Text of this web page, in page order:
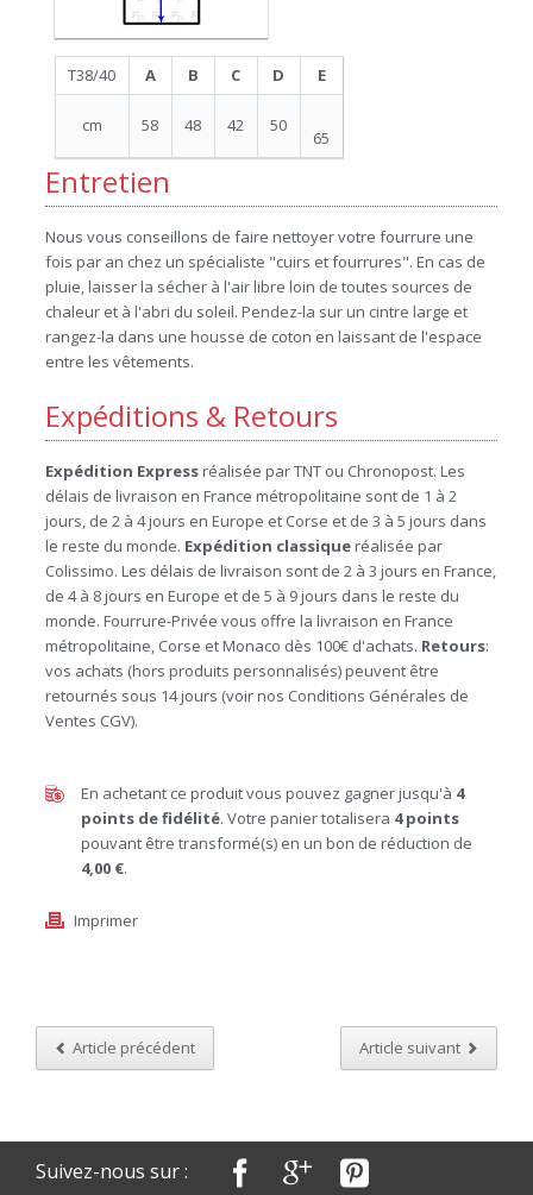
T38/40 A B C D E
cm 58 48 42 50
65
Entretien
Nous vous conseillons de faire nettoyer votre fourrure une
fois par an chez un spécialiste "cuirs et fourrures". En cas de
pluie, laisser la sécher à l'air libre loin de toutes sources de
chaleur et à l'abri du soleil. Pendez-la sur un cintre large et
rangez-la dans une housse de coton en laissant de l'espace
entre les vêtements.
Expéditions & Retours
Expédition Expressréalisée par TNT ou Chronopost. Les
délais de livraison en France métropolitaine sont de 1 à 2
jours, de 2 à 4 jours en Europe et Corse et de 3 à 5 jours dans
le reste du monde. Expédition classiqueréalisée par
Colissimo. Les délais de livraison sont de 2 à 3 jours en France,
de 4 à 8 jours en Europe et de 5 à 9 jours dans le reste du
monde. Fourrure-Privée vous offre la livraison en France
métropolitaine, Corse et Monaco dès 100€ d'achats. Retours:
vos achats (hors produits personnalisés) peuvent être
retournés sous 14 jours (voir nos Conditions Générales de
Ventes CGV).
En achetant ce produit vous pouvez gagner jusqu'à 4
points de fidélité. Votre panier totalisera 4points
pouvant être transformé(s) en un bon de réduction de
4,00 €.
Imprimer
Article précédent Article suivant
Suivez-nous sur :